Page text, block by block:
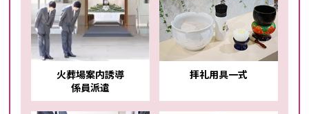
火葬場案内誘導
係員派遣
拝礼用具一式